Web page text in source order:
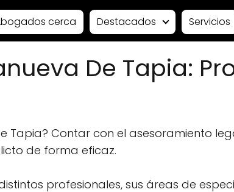
cerca Destacados Servicios
De Tapia:
Tapia? Contar con el asesoramiento
de forma eficaz.
profesionales, sus áreas de